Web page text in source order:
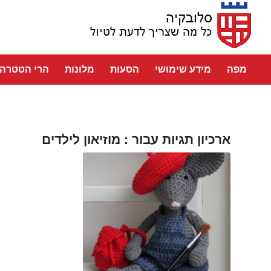
מפה מידע שימושי הסעות מלונות הרי הטטרה
ארכיון תגיות עבור : מוזיאון לילדים